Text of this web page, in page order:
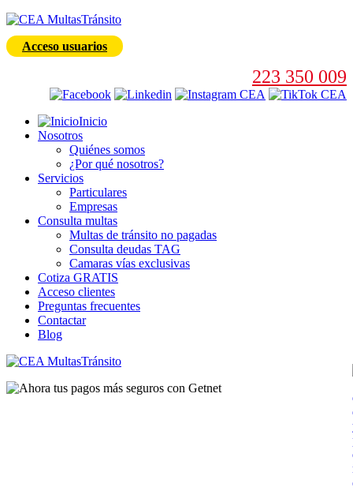
Acceso usuarios
223 350 009
Inicio
Nosotros
Quiénes somos
¿Por qué nosotros?
Servicios
Particulares
Empresas
Consulta multas
Multas de tránsito no pagadas
Consulta deudas TAG
Camaras vías exclusivas
Cotiza GRATIS
Acceso clientes
Preguntas frecuentes
Contactar
Blog